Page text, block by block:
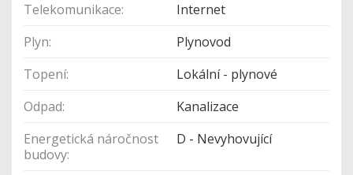
Telekomunikace:
Internet
Plyn:
Plynovod
Topení:
Lokální - plynové
Odpad:
Kanalizace
Energetická náročnost
budovy:
D - Nevyhovující